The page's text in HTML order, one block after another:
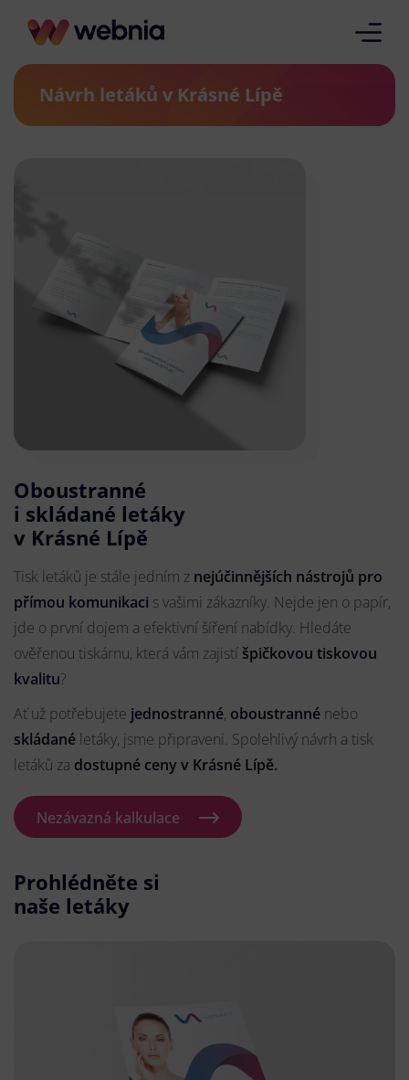
Návrh letáků v Krásné Lípě
Oboustranné
i skládané letáky
v Krásné Lípě
Tisk letáků je stále jedním z nejúčinnějších nástrojů pro
přímou komunikaci s vašimi zákazníky. Nejde jen o papír,
jde o první dojem a efektivní šíření nabídky. Hledáte
ověřenou tiskárnu, která vám zajistí špičkovou tiskovou
kvalitu?
Ať už potřebujete jednostranné, oboustranné nebo
skládané letáky, jsme připraveni. Spolehlivý návrh a tisk
letáků za dostupné ceny v Krásné Lípě.
Nezávazná kalkulace
Prohlédněte si
naše letáky